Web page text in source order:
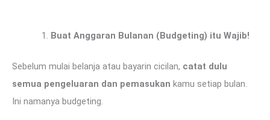
Buat Anggaran Bulanan (Budgeting) itu Wajib!
Sebelum mulai belanja atau bayarin cicilan, catat dulu
semua pengeluaran dan pemasukan kamu setiap bulan.
Ini namanya budgeting.